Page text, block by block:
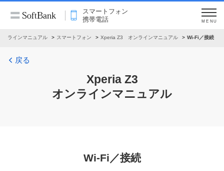
スマートフォン
携帯電話
MENU
ンラインマニュアル スマートフォン Xperia Z3 オンラインマニュアル Wi-Fi／接続
戻る
Xperia Z3
オンラインマニュアル
Wi-Fi／接続